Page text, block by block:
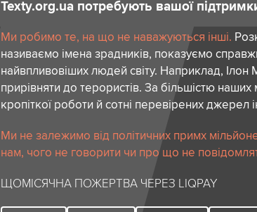
Texty.org.ua потребують вашої
Ми робимо те, на що не наважуються інші.
називаємо імена зрадників, показуємо
найвпливовіших людей світу. Наприклад, Ілон
прирівняти до терористів. За більшістю наших
кропіткої роботи й сотні перевірених джерел
Ми не залежимо від політичних примх
нам, чого не говорити чи про що не
ЩОМІСЯЧНА ПОЖЕРТВА ЧЕРЕЗ LIQPAY